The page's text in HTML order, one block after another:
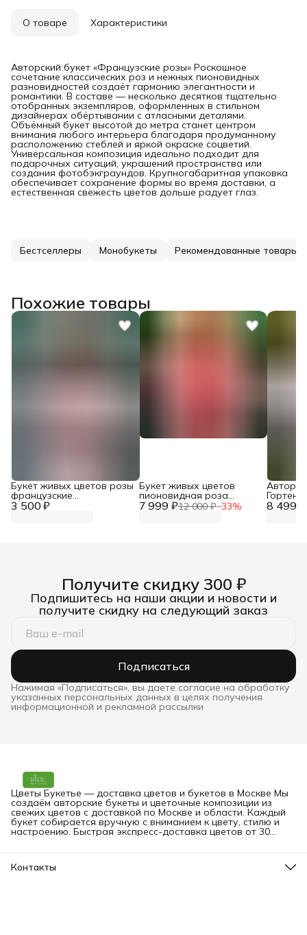
О товаре Характеристики
Авторский букет «Французские розы» Роскошное
сочетание классических роз и нежных пионовидных
разновидностей создаёт гармонию элегантности и
романтики. В составе — несколько десятков тщательно
отобранных экземпляров, оформленных в стильном
дизайнерах обёртывании с атласными деталями.
Объёмный букет высотой до метра станет центром
внимания любого интерьера благодаря продуманному
расположению стеблей и яркой окраске соцветий.
Универсальная композиция идеально подходит для
подарочных ситуаций, украшений пространства или
создания фотобэкграундов. Крупногабаритная упаковка
обеспечивает сохранение формы во время доставки, а
естественная свежесть цветов дольше радует глаз.
Бестселлеры Монобукеты Рекомендованные товары
Похожие товары
3 500 ₽
Букет живых цветов розы
французские
пионовидные 7 999 ₽12 000 ₽−33%
Букет живых цветов
пионовидная роза
Мандарин Экспрешн 8 499 ₽
Роза
Получите скидку 300 ₽
Подпишитесь на наши акции и новости и
получите скидку на следующий заказ
Подписаться
Нажимая «Подписаться», вы даете согласие на обработку
указанных персональных данных в целях получения
информационной и рекламной рассылки
Цветы Букетье — доставка цветов и букетов в Москве Мы
создаём авторские букеты и цветочные композиции из
свежих цветов с доставкой по Москве и области. Каждый
букет собирается вручную с вниманием к цвету, стилю и
настроению. Быстрая экспресс-доставка цветов от 30
заказать букет онлайн в любое время.
Контакты